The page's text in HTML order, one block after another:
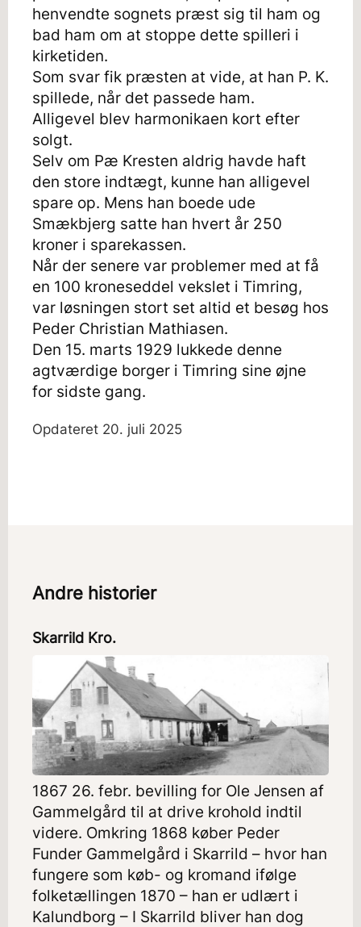
henvendte sognets præst sig til ham og
bad ham om at stoppe dette spilleri i
kirketiden.
Som svar fik præsten at vide, at han P. K.
spillede, når det passede ham.
Alligevel blev harmonikaen kort efter
solgt.
Selv om Pæ Kresten aldrig havde haft
den store indtægt, kunne han alligevel
spare op. Mens han boede ude
Smækbjerg satte han hvert år 250
kroner i sparekassen.
Når der senere var problemer med at få
en 100 kroneseddel vekslet i Timring,
var løsningen stort set altid et besøg hos
Peder Christian Mathiasen.
Den 15. marts 1929 lukkede denne
agtværdige borger i Timring sine øjne
for sidste gang.
Opdateret 20. juli 2025
Andre historier
Skarrild Kro.
1867 26. febr. bevilling for Ole Jensen af
Gammelgård til at drive krohold indtil
videre. Omkring 1868 køber Peder
Funder Gammelgård i Skarrild – hvor han
fungere som køb- og kromand ifølge
folketællingen 1870 – han er udlært i
Kalundborg – I Skarrild bliver han dog